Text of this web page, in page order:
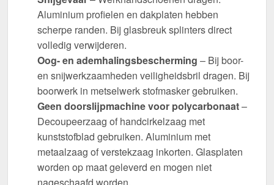
Aluminium profielen en dakplaten hebben
scherpe randen. Bij glasbreuk splinters direct
volledig verwijderen.
Oog- en ademhalingsbescherming – Bij boor-
en snijwerkzaamheden veiligheidsbril dragen. Bij
boorwerk in metselwerk stofmasker gebruiken.
Geen doorslijpmachine voor polycarbonaat–
Decoupeerzaag of handcirkelzaag met
kunststofblad gebruiken. Aluminium met
metaalzaag of verstekzaag inkorten. Glasplaten
worden op maat geleverd en mogen niet
nageschaafd worden.